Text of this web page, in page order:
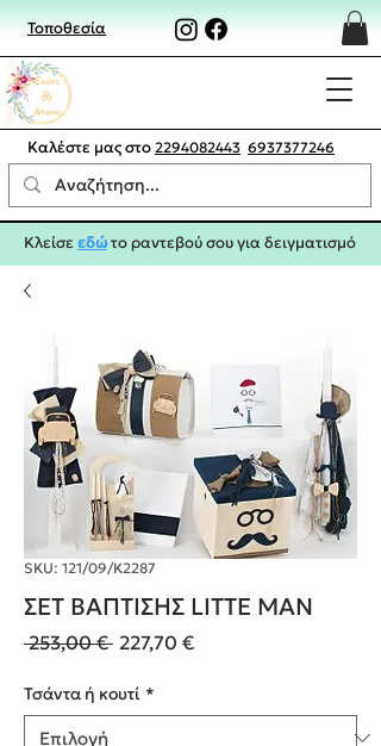
Τοποθεσία
Καλέστε μας στο 2294082443 6937377246
Κλείσεεδώτο ραντεβού σου για δειγματισμό
SKU: 121/09/Κ2287
ΣΕΤ ΒΑΠΤΙΣΗΣ LITTE MAN
253,00 € Κανονική
227,70 €Τιμή
Τσάντα ή κουτί *